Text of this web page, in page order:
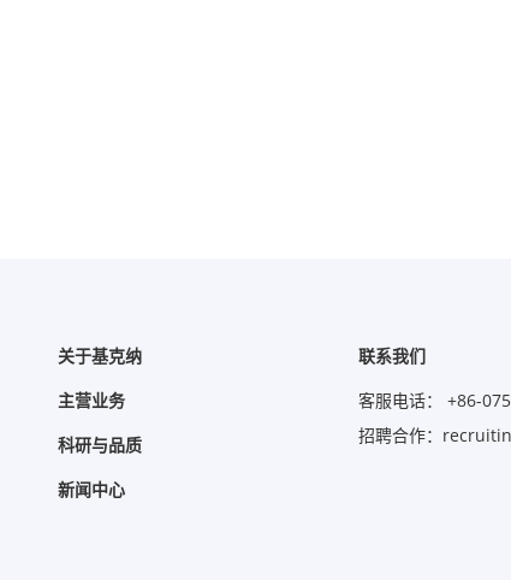
关于基克纳
主营业务
科研与品质
新闻中心
联系我们
客服电话： +86-
招聘合作：